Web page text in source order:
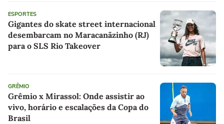
ESPORTES
Gigantes do skate street internacional
desembarcam no Maracanãzinho (RJ)
para o SLS Rio Takeover
GRÊMIO
Grêmio x Mirassol: Onde assistir ao
vivo, horário e escalações da Copa do
Brasil